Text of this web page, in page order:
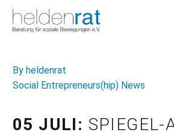
By heldenrat
Social Entrepreneurs(hip) News
05 JULI: SPIEGEL-